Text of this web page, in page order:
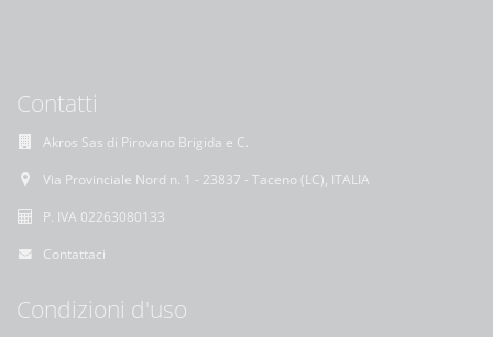
Contatti
Akros Sas di Pirovano Brigida e C.
Via Provinciale Nord n. 1 - 23837 - Taceno (LC), ITALIA
P. IVA 02263080133
Contattaci
Condizioni d'uso